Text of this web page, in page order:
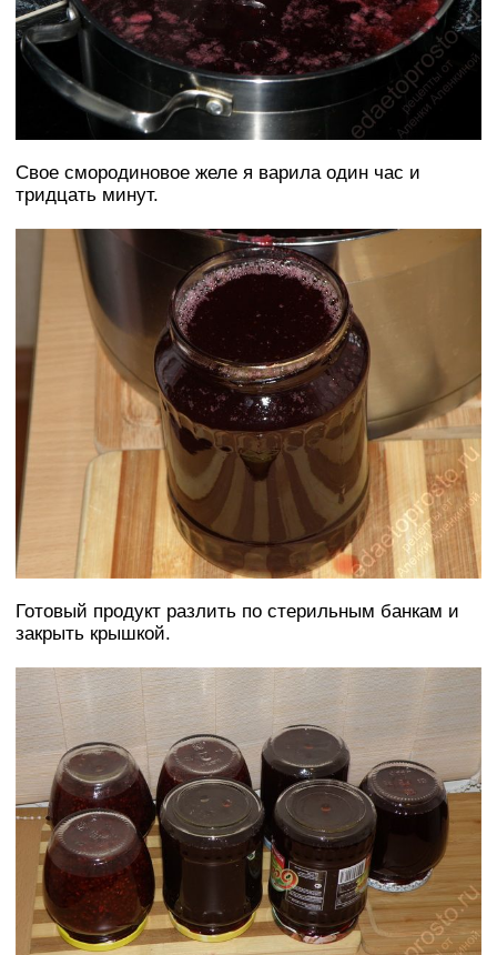
Свое смородиновое желе я варила один час и
тридцать минут.
Готовый продукт разлить по стерильным банкам и
закрыть крышкой.